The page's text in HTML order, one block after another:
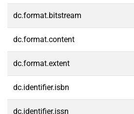
dc.format.bitstream
dc.format.content
dc.format.extent
dc.identifier.isbn
dc.identifier.issn